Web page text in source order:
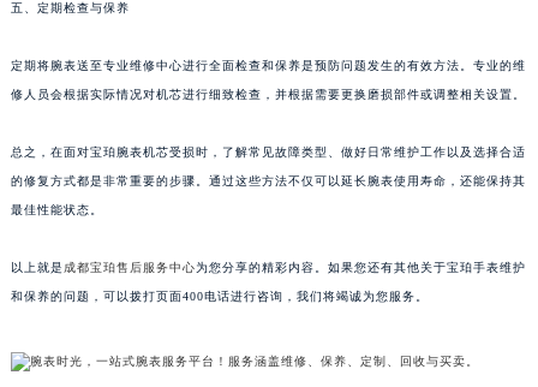
五、定期检查与保养
定期将腕表送至专业维修中心进行全面检查和保养是预防问题发生的有效方法。专业的维
修人员会根据实际情况对机芯进行细致检查，并根据需要更换磨损部件或调整相关设置。
总之，在面对宝珀腕表机芯受损时，了解常见故障类型、做好日常维护工作以及选择合适
的修复方式都是非常重要的步骤。通过这些方法不仅可以延长腕表使用寿命，还能保持其
最佳性能状态。
以上就是 成都宝珀售后服务中心为您分享的精彩内容。如果您还有其他关于宝珀手表维护
和保养的问题，可以拨打页面400电话进行咨询，我们将竭诚为您服务。